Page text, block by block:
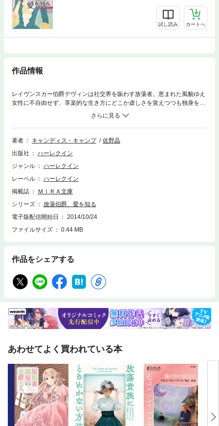
試し読み カートへ
作品情報
レイヴンスカー伯爵デヴィンは社交界を賑わす放蕩者。恵まれた風貌ゆえ
女性に不自由せず、享楽的な生き方にどこか虚しさを覚えつつも独身を謳
歌している。一方で伯爵家の領地は困窮の一途を辿り、ついに長男の彼が
裕福な花嫁を娶るしかなくなった。そこで母が相手に選んだのが、莫大な
持参金を持つ、アメリカから英国に来たばかりのレディ。どうせ自国で嫁
ぎ先が見つからない、不器量な田舎者だろう。気乗りはしないが他に手も
ま求婚の言葉を口にするが……。
著者 キャンディス・キャンプ
佐野晶
出版社
ハーレクイン
ジャンル
ハーレクイン
レーベル
ハーレクイン
掲載誌
ＭＩＲＡ文庫
シリーズ
放蕩伯爵、愛を知る
電子版配信開始日
2014/10/24
ファイルサイズ
0.44 MB
作品をシェアする
あわせてよく買われている本